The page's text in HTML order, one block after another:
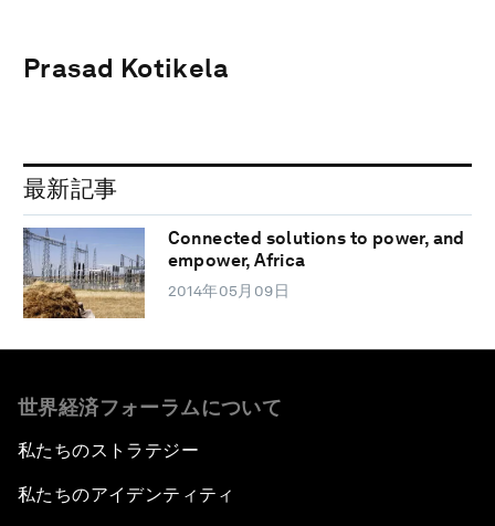
Prasad Kotikela
最新記事
Connected solutions to power, and
empower, Africa
2014年05月09日
世界経済フォーラムについて
私たちのストラテジー
私たちのアイデンティティ